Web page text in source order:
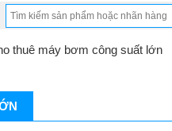
thuê máy bơm công suất lớn